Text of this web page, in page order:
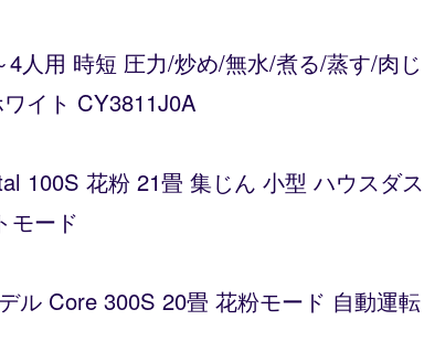
人用 時短 圧力/炒め/無水/煮る/蒸す/肉
イト CY3811J0A
100S 花粉 21畳 集じん 小型 ハウスダ
モード
ル Core 300S 20畳 花粉モード 自動運